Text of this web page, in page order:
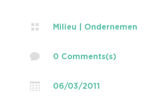
 Milieu Ondernemen
 0 Comments(s)
 06/03/2011